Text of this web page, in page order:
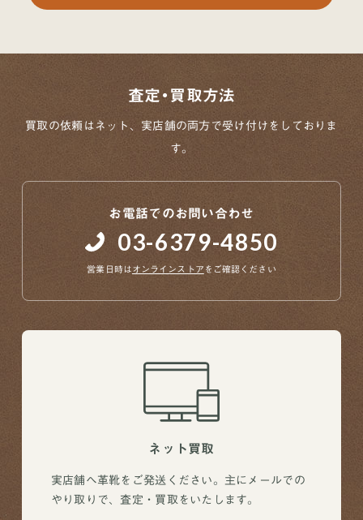
査定・買取方法
買取の依頼はネット、実店舗の両方で受け付けをしておりま
す。
お電話でのお問い合わせ
03-6379-4850
営業日時はオンラインストア をご確認ください
ネット買取
実店舗へ革靴をご発送ください。主にメールでの
やり取りで、査定・買取をいたします。